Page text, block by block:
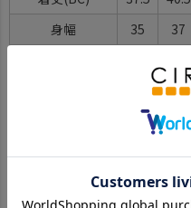
身幅
35 37
36
52
※BCはバックセンター（首か
※SNPはサイドネックポイン
さ）です。